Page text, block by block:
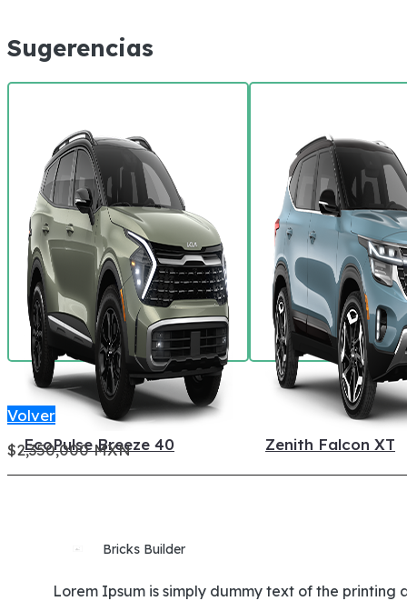
Sugerencias
EcoPulse Breeze 40 Zenith Falcon XT
Volver
$2,350,000 MXN
Bricks Builder
Lorem Ipsum is simply dummy text of the printing